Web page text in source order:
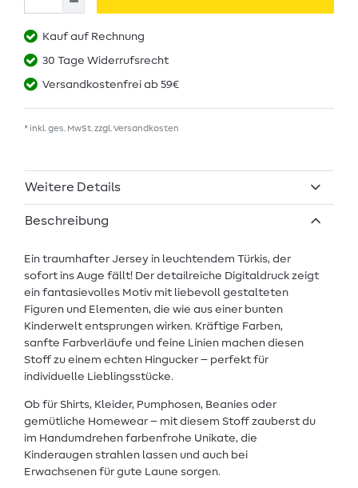
Kauf auf Rechnung
30 Tage Widerrufsrecht
Versandkostenfrei ab 59€
* inkl. ges. MwSt. zzgl. Versandkosten
Weitere Details
Beschreibung
Ein traumhafter Jersey in leuchtendem Türkis, der
sofort ins Auge fällt! Der detailreiche Digitaldruck zeigt
ein fantasievolles Motiv mit liebevoll gestalteten
Figuren und Elementen, die wie aus einer bunten
Kinderwelt entsprungen wirken. Kräftige Farben,
sanfte Farbverläufe und feine Linien machen diesen
Stoff zu einem echten Hingucker – perfekt für
individuelle Lieblingsstücke.
Ob für Shirts, Kleider, Pumphosen, Beanies oder
gemütliche Homewear – mit diesem Stoff zauberst du
im Handumdrehen farbenfrohe Unikate, die
Kinderaugen strahlen lassen und auch bei
Erwachsenen für gute Laune sorgen.